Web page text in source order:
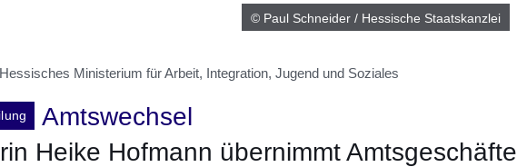
© Paul Schneider / Hessische Staatskanzlei
Hessisches Ministerium für Arbeit, Integration, Jugend und Soziales
Amtswechsel
Heike Hofmann übernimmt Amtsgeschäfte